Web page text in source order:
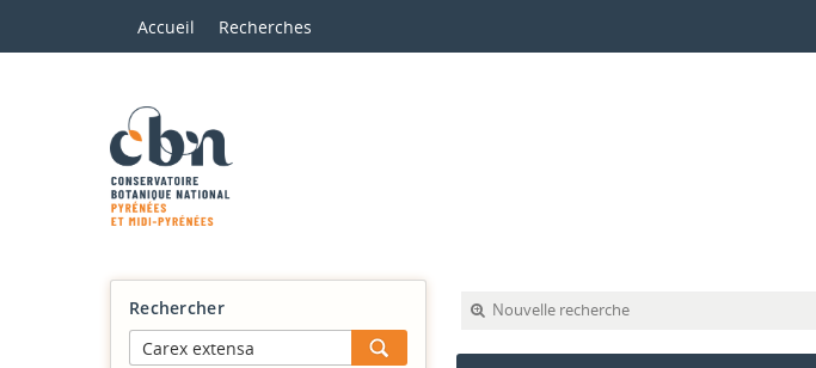
Accueil Recherches
Rechercher Nouvelle recherche